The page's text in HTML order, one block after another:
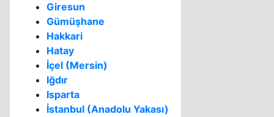
Giresun
Gümüşhane
Hakkari
Hatay
İçel (Mersin)
Iğdır
Isparta
İstanbul (Anadolu Yakası)